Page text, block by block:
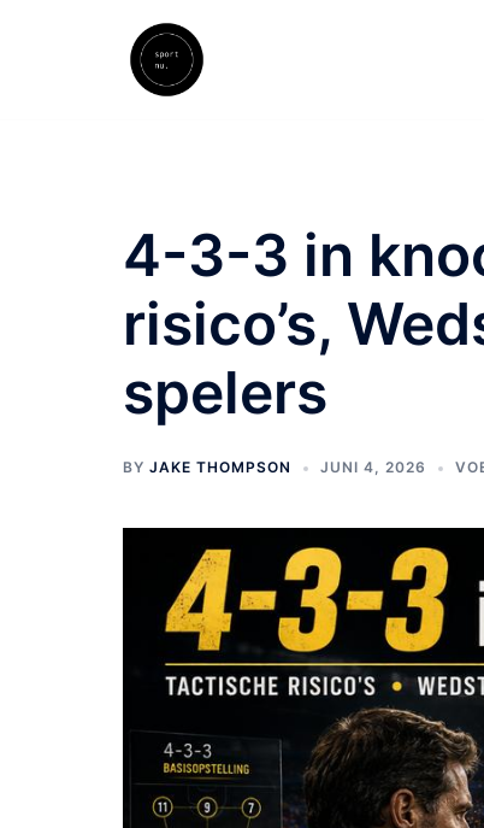
4-3-3 in
risico’s,
spelers
BY JAKE THOMPSON JUNI 4, 2026